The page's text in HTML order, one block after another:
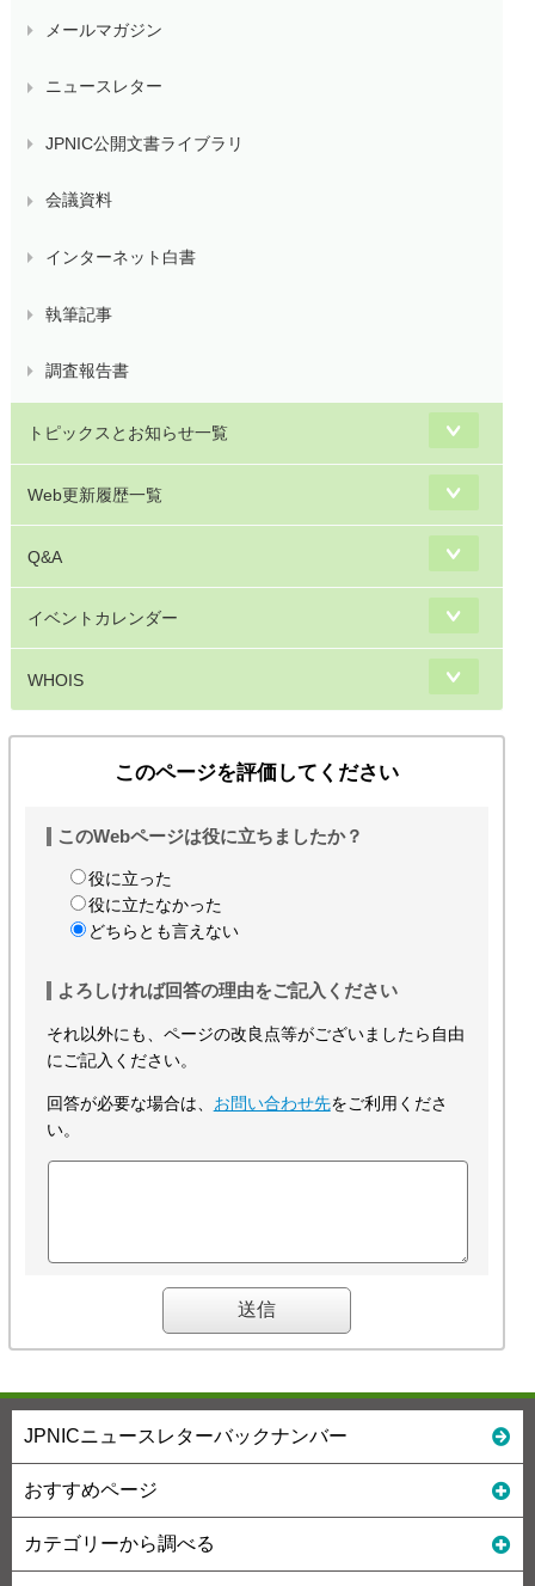
メールマガジン
ニュースレター
JPNIC公開文書ライブラリ
会議資料
インターネット白書
執筆記事
調査報告書
トピックスとお知らせ一覧
Web更新履歴一覧
Q&A
イベントカレンダー
WHOIS
このページを評価してください
このWebページは役に立ちましたか？
役に立った
役に立たなかった
どちらとも言えない
よろしければ回答の理由をご記入ください
それ以外にも、ページの改良点等がございましたら自由
にご記入ください。
回答が必要な場合は、 お問い合わせ先をご利用くださ
い。
JPNICニュースレターバックナンバー
おすすめページ
カテゴリーから調べる